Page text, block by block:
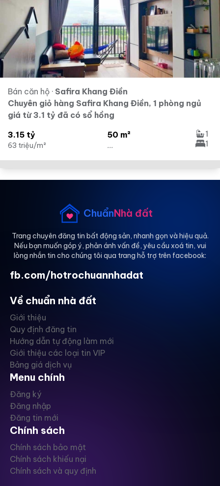
Bán căn hộ · Safira Khang Điền
Chuyên giỏ hàng Safira Khang Điền, 1 phòng ngủ
giá từ 3.1 tỷ đã có sổ hồng
3.15 tỷ
63 triệu/m²
50 m²
...
1
1
ChuẩnNhà đất
Trang chuyên đăng tin bất động sản, nhanh gọn và hiệu quả.
Nếu bạn muốn góp ý, phản ánh vấn đề, yêu cầu xoá tin, vui
lòng nhắn tin cho chúng tôi qua trang hỗ trợ trên facebook:
fb.com/hotrochuannhadat
Về chuẩn nhà đất
Giới thiệu
Quy định đăng tin
Hướng dẫn tự động làm mới
Giới thiệu các loại tin VIP
Bảng giá dịch vụ
Menu chính
Đăng ký
Đăng nhập
Đăng tin mới
Chính sách
Chính sách bảo mật
Chính sách khiếu nại
Chính sách và quy định